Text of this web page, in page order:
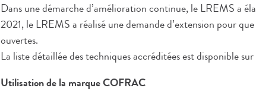
Dans une démarche d’amélioration continue, le LREMS a
2021, le LREMS a réalisé une demande d’extension pour
ouvertes.
La liste détaillée des techniques accréditées est disponible
Utilisation de la marque COFRAC